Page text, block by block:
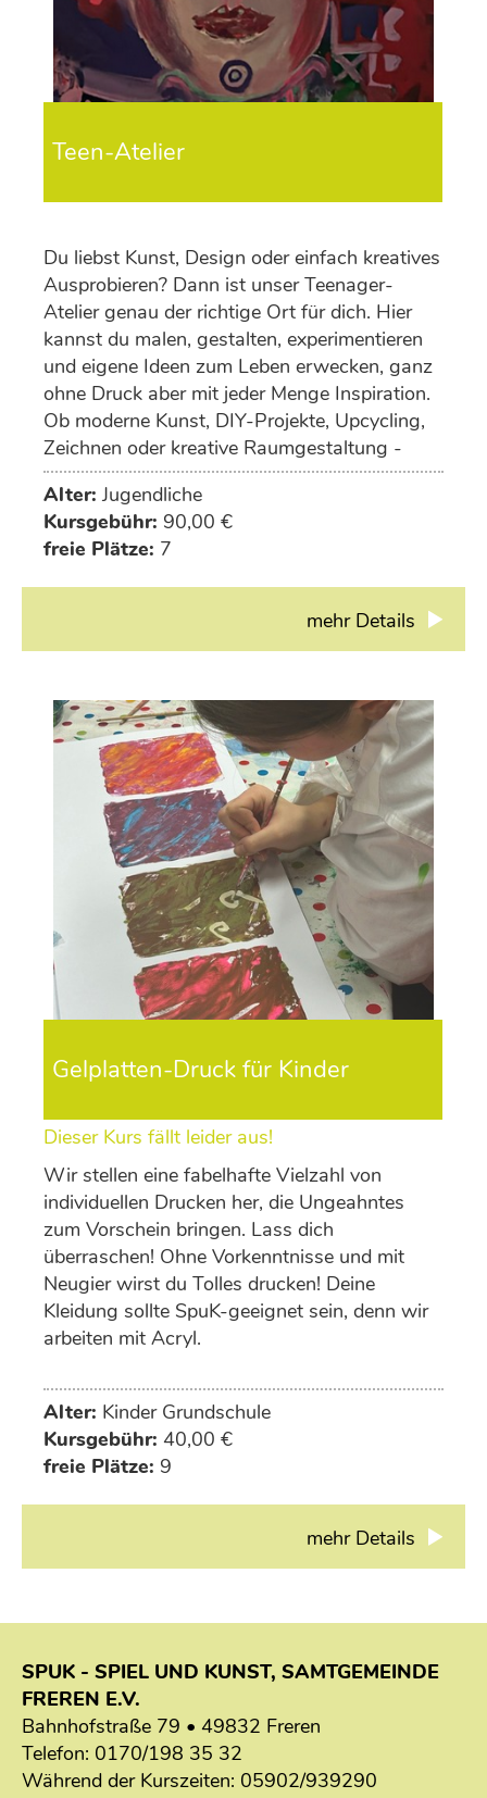
Teen-Atelier
Du liebst Kunst, Design oder einfach kreatives
Ausprobieren? Dann ist unser Teenager-
Atelier genau der richtige Ort für dich. Hier
kannst du malen, gestalten, experimentieren
und eigene Ideen zum Leben erwecken, ganz
ohne Druck aber mit jeder Menge Inspiration.
Ob moderne Kunst, DIY-Projekte, Upcycling,
Zeichnen oder kreative Raumgestaltung -
deiner Fantasie sind keine Grenzen gesetzt.
Alter: Jugendliche
Kursgebühr: 90,00 €
freie Plätze: 7
mehr Details
Gelplatten-Druck für Kinder
Dieser Kurs fällt leider aus!
Wir stellen eine fabelhafte Vielzahl von
individuellen Drucken her, die Ungeahntes
zum Vorschein bringen. Lass dich
überraschen! Ohne Vorkenntnisse und mit
Neugier wirst du Tolles drucken! Deine
Kleidung sollte SpuK-geeignet sein, denn wir
arbeiten mit Acryl.
Alter: Kinder Grundschule
Kursgebühr: 40,00 €
freie Plätze: 9
mehr Details
SPUK - SPIEL UND KUNST, SAMTGEMEINDE
FREREN E.V.
Bahnhofstraße 79 • 49832 Freren
Telefon: 0170/198 35 32
Während der Kurszeiten: 05902/939290